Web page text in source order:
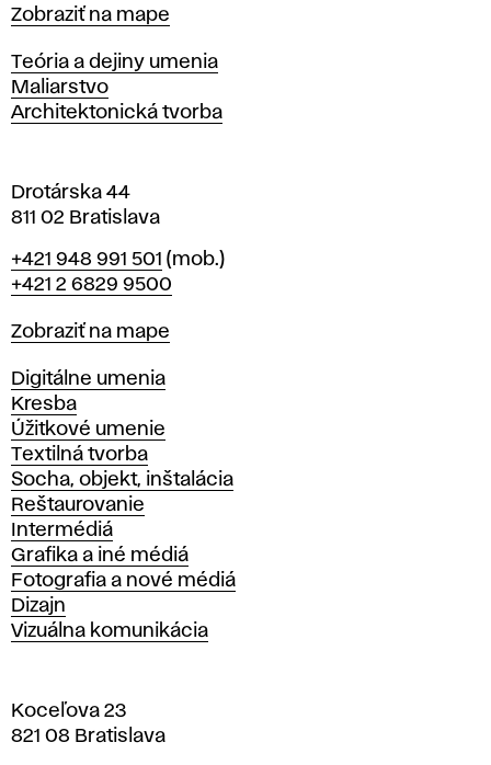
i
s
l
a
v
Mapa
Zobraziť na mape
Katedry
Teória a dejiny umenia
Maliarstvo
Architektonická tvorba
Drotárska 44
811 02 Bratislava
Telefón
+421 948 991 501 (mob.)
+421 2 6829 9500
Mapa
Zobraziť na mape
Katedry
Digitálne umenia
Kresba
Úžitkové umenie
Textilná tvorba
Socha, objekt, inštalácia
Reštaurovanie
Intermédiá
Grafika a iné médiá
Fotografia a nové médiá
Dizajn
Vizuálna komunikácia
Koceľova 23
821 08 Bratislava